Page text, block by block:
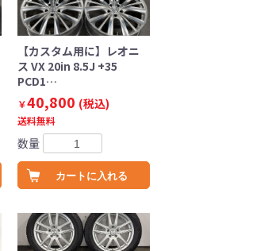
【カスタム用に】レオニ
ス VX 20in 8.5J +35
PCD1…
￥40,800 (税込)
送料無料
数量
カートに入れる